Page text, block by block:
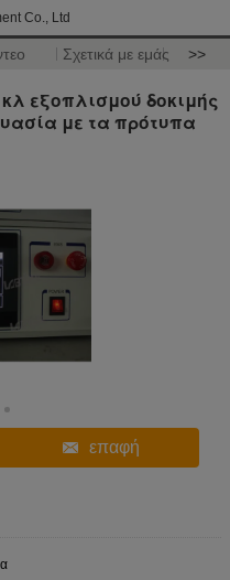
Co., Ltd
Σχετικά με εμάς >>
εξοπλισμού δοκιμής
με τα πρότυπα
επαφή